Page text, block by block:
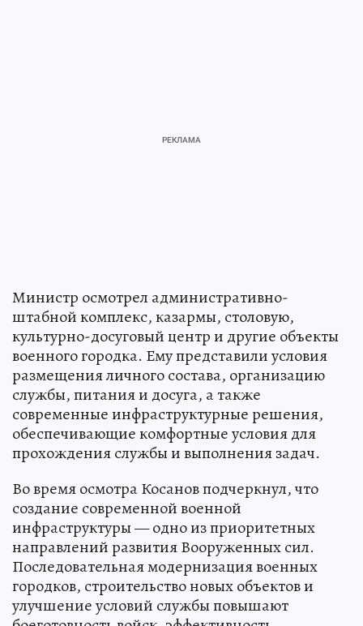
Министр осмотрел административно-
штабной комплекс, казармы, столовую,
культурно-досуговый центр и другие объекты
военного городка. Ему представили условия
размещения личного состава, организацию
службы, питания и досуга, а также
современные инфраструктурные решения,
обеспечивающие комфортные условия для
прохождения службы и выполнения задач.
Во время осмотра Косанов подчеркнул, что
создание современной военной
инфраструктуры — одно из приоритетных
направлений развития Вооруженных сил.
Последовательная модернизация военных
городков, строительство новых объектов и
улучшение условий службы повышают